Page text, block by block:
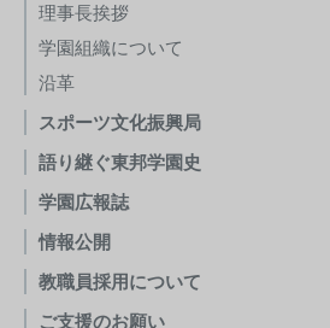
理事長挨拶
学園組織について
沿革
スポーツ文化振興局
語り継ぐ東邦学園史
学園広報誌
情報公開
教職員採用について
ご支援のお願い